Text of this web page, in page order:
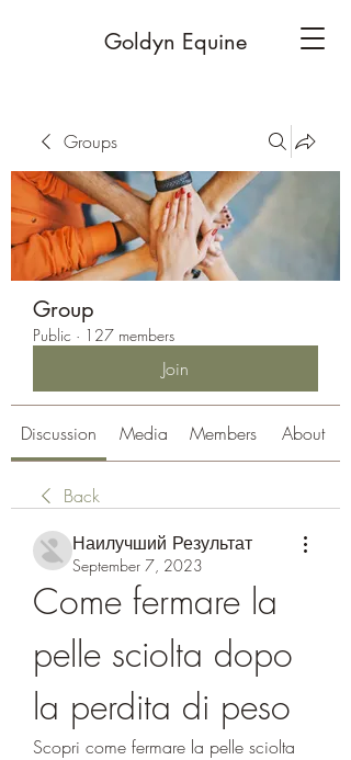
Goldyn Equine
Groups
Group
Public · 127 members
Join
Discussion Media Members About
Back
Наилучший Результат
September 7, 2023
Come fermare la
pelle sciolta dopo
la perdita di peso
Scopri come fermare la pelle sciolta